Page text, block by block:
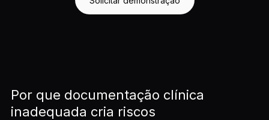
Por que documentação clínica
inadequada cria riscos